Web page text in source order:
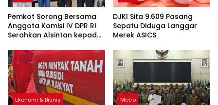
Pemkot Sorong Bersama
Anggota Komisi IV DPR RI
Serahkan Alsintan kepada
DJKI Sita 9.609 Pasang
Sepatu Diduga Langgar
Merek ASICS
Ekonomi & Bisnis Metro